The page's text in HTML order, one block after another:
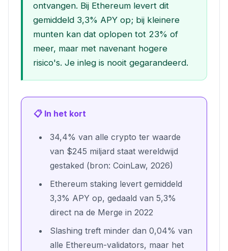
ontvangen. Bij Ethereum levert dit
gemiddeld 3,3% APY op; bij kleinere
munten kan dat oplopen tot 23% of
meer, maar met navenant hogere
risico's. Je inleg is nooit gegarandeerd.
📋 In het kort
34,4% van alle crypto ter waarde
van $245 miljard staat wereldwijd
gestaked (bron: CoinLaw, 2026)
Ethereum staking levert gemiddeld
3,3% APY op, gedaald van 5,3%
direct na de Merge in 2022
Slashing treft minder dan 0,04% van
alle Ethereum-validators, maar het